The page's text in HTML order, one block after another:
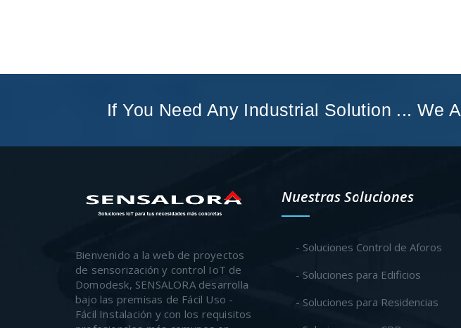
If You Need Any Industrial Solution ... We
Bienvenido a la web de proyectos
de sensorización y control IoT de
Domodesk, SENSALORA desarrolla
bajo las premisas de Fácil Uso -
Fácil Instalación y con los requisitos
Nuestras Soluciones
- Soluciones Control de Aforos
- Soluciones para Edificios
- Soluciones para Residencias